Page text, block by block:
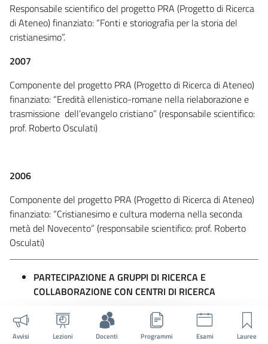
Responsabile scientifico del progetto PRA (Progetto di Ricerca
di Ateneo) finanziato: “Fonti e storiografia per la storia del
cristianesimo”.
2007
Componente del progetto PRA (Progetto di Ricerca di Ateneo)
finanziato: “Eredità ellenistico-romane nella rielaborazione e
trasmissione dell’evangelo cristiano” (responsabile scientifico:
prof. Roberto Osculati)
2006
Componente del progetto PRA (Progetto di Ricerca di Ateneo)
finanziato: “Cristianesimo e cultura moderna nella seconda
metà del Novecento” (responsabile scientifico: prof. Roberto
Osculati)
PARTECIPAZIONE A GRUPPI DI RICERCA E
COLLABORAZIONE CON CENTRI DI RICERCA
dal 2019 ad oggi
membro del Groupe International de Recherche sur la Poésie
Avvisi Lezioni Docenti Programmi Esami Lauree